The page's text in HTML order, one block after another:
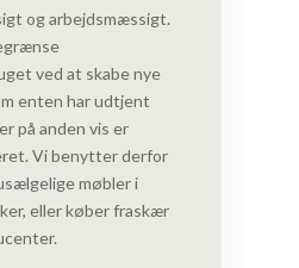
og arbejdsmæssigt.
ved at skabe nye
enten har udtjent
på anden vis er
Vi benytter derfor
møbler i
eller køber fraskær